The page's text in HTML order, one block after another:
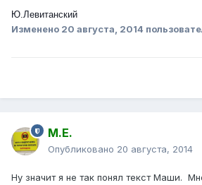
Ю.Левитанский
Изменено 20 августа, 2014
М.Е.
Опубликовано 20 августа, 2014
Ну значит я не так понял текст Маши.